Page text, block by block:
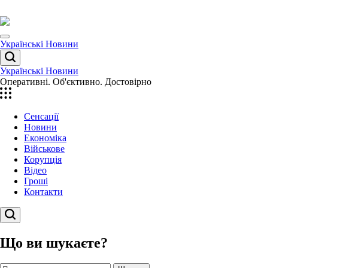
до
вмісту
Menu
Українські Новини
Пошук
Українські Новини
Оперативні. Об'єктивно. Достовірно
Сенсації
Новини
Економіка
Військове
Корупція
Відео
Гроші
Контакти
Пошук
Що ви шукаєте?